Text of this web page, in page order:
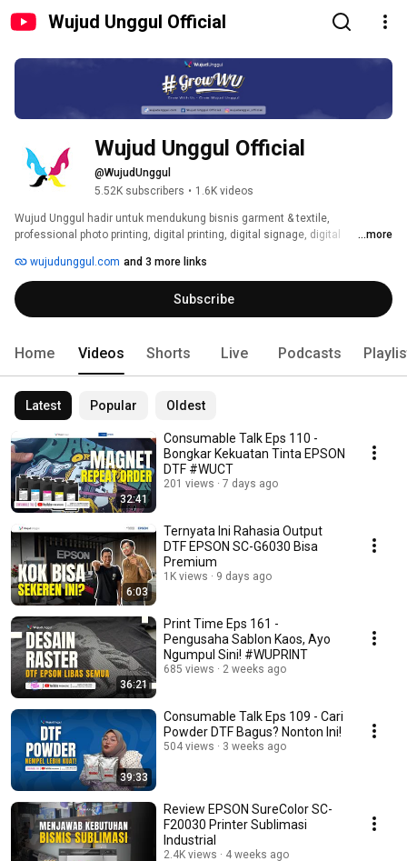
Wujud Unggul Official
Wujud Unggul Official
@WujudUnggul
5.52K subscribers • 1.6K videos
Wujud Unggul hadir untuk mendukung bisnis garment & textile,
professional photo printing, digital printing, digital signage, digital
bersama kami. WUMates juga bisa konsultasi tentang mesin dan
consumable pada product specialist Wujud Unggul.
...more
wujudunggul.com and 3 more links
Subscribe
Home Videos Shorts Live Podcasts
Latest Popular Oldest
32:41
Consumable Talk Eps 110 -
Bongkar Kekuatan Tinta EPSON
DTF #WUCT
201 views 7 days ago
6:03
Ternyata Ini Rahasia Output
DTF EPSON SC-G6030 Bisa
Premium
1K views 9 days ago
36:21
Print Time Eps 161 -
Pengusaha Sablon Kaos, Ayo
Ngumpul Sini! #WUPRINT
685 views 2 weeks ago
39:33
Consumable Talk Eps 109 - Cari
Powder DTF Bagus? Nonton Ini!
504 views 3 weeks ago
Review EPSON SureColor SC-
F20030 Printer Sublimasi
Industrial
2.4K views 4 weeks ago